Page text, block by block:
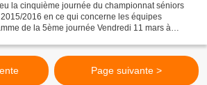
la cinquième journée du championnat séniors
2016 en ce qui concerne les équipes
de la 5ème journée Vendredi 11 mars à
Page suivante >